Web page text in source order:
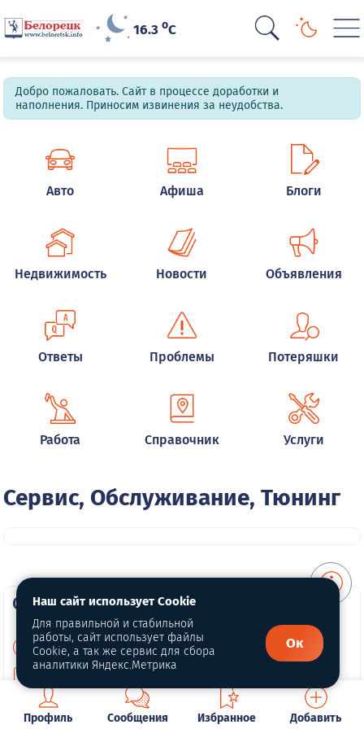
16.3oC
Добро пожаловать. Сайт в процессе доработки и
наполнения. Приносим извинения за неудобства.
Авто Афиша Блоги
Недвижимость Новости Объявления
Ответы Проблемы Потеряшки
Работа Справочник Услуги
Сервис, Обслуживание, Тюнинг
О портале
О нас
Для правообладателей
Политика конфиденциальности
Профиль Сообщения Избранное Добавить
Наш сайт использует Cookie
Для правильной и стабильной
работы, сайт использует файлы
Cookie, а так же сервис для сбора
аналитики Яндекс.Метрика
Ок